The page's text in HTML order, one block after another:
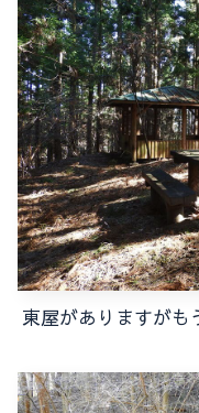
東屋がありますがも